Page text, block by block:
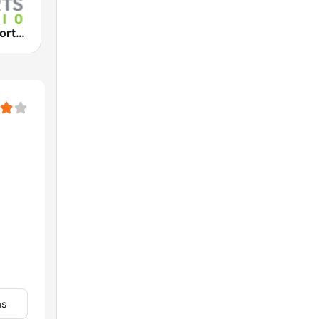
2KY - Sky Sports Radio